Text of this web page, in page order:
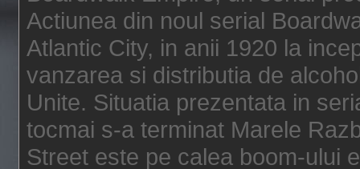
Actiunea din noul serial
Atlantic City, in anii 1920 la
vanzarea si distributia de
Unite. Situatia prezentata in
tocmai s-a terminat Marele
Street este pe calea boom-ului